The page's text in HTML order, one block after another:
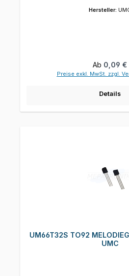
Hersteller:
Regulärer
Ab 0,09 €
Preise exkl. MwSt. zzgl.
Details
UM66T32S TO92
UMC